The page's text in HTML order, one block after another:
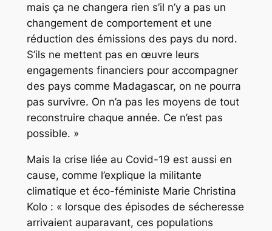
mais ça ne changera rien s’il n’y a pas un
changement de comportement et une
réduction des émissions des pays du nord.
S’ils ne mettent pas en œuvre leurs
engagements financiers pour accompagner
des pays comme Madagascar, on ne pourra
pas survivre. On n’a pas les moyens de tout
reconstruire chaque année. Ce n’est pas
possible. »
Mais la crise liée au Covid-19 est aussi en
cause, comme l’explique la militante
climatique et éco-féministe Marie Christina
Kolo : « lorsque des épisodes de sécheresse
arrivaient auparavant, ces populations